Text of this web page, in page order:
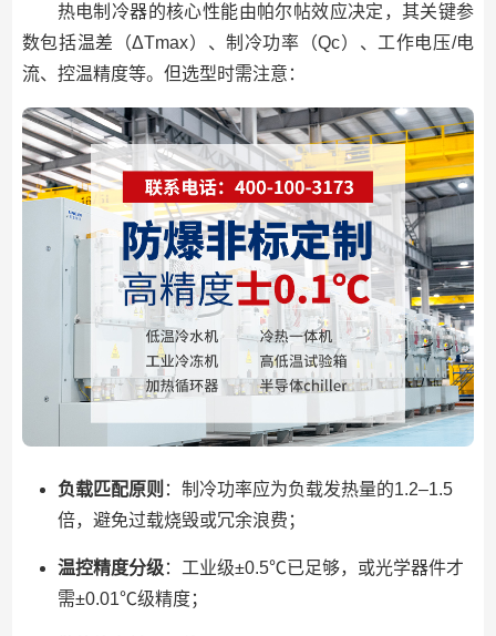
热电制冷器的核心性能由帕尔帖效应决定，其关键参
数包括温差（ΔTmax）、制冷功率（Qc）、工作电压/电
流、控温精度等。但选型时需注意：
负载匹配原则 ：制冷功率应为负载发热量的1.2–1.5
倍，避免过载烧毁或冗余浪费；
温控精度分级：工业级±0.5℃已足够，或光学器件才
需±0.01℃级精度；